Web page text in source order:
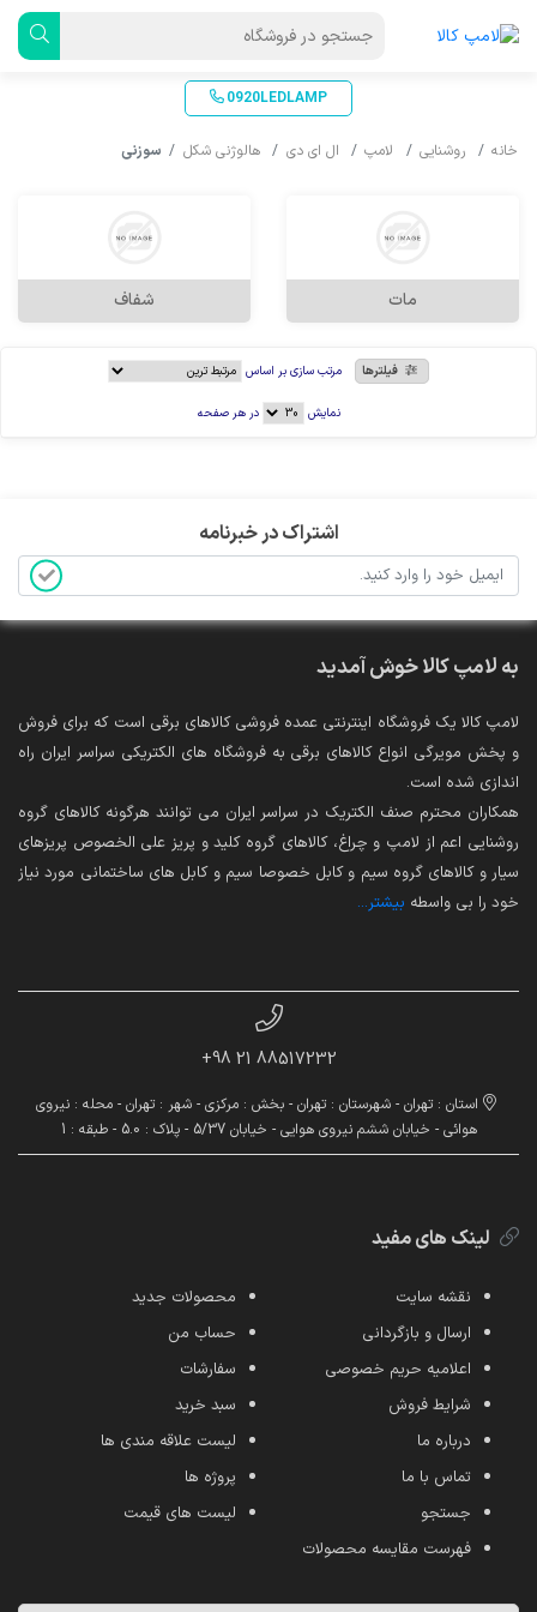
0920LEDLAMP
خانه روشنایی لامپ ال ای دی هالوژنی شکل سوزنی
مات شفاف
فیلترها مرتب سازی بر اساس
نمایش در هر صفحه
اشتراک در خبرنامه
به لامپ کالا خوش آمدید
لامپ کالا یک فروشگاه اینترنتی عمده فروشی کالاهای برقی است که برای فروش
و پخش مویرگی انواع کالاهای برقی به فروشگاه های الکتریکی سراسر ایران راه
اندازی شده است.
همکاران محترم صنف الکتریک در سراسر ایران می توانند هرگونه کالاهای گروه
روشنایی اعم از لامپ و چراغ، کالاهای گروه کلید و پریز علی الخصوص پریزهای
سیار و کالاهای گروه سیم و کابل خصوصا سیم و کابل های ساختمانی مورد نیاز
خود را بی واسطه بیشتر...
88517232 21 98+
استان : تهران - شهرستان : تهران - بخش : مرکزی - شهر : تهران - محله : نیروی
هوائی - خیابان ششم نیروی هوایی - خیابان 5/37 - پلاک : 5.0 - طبقه : 1
لینک های مفید
نقشه سایت
ارسال و بازگردانی
اعلامیه حریم خصوصی
شرایط فروش
درباره ما
تماس با ما
جستجو
فهرست مقایسه محصولات
محصولات جدید
حساب من
سفارشات
سبد خرید
لیست علاقه مندی ها
پروژه ها
لیست های قیمت